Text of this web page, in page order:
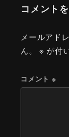
コメント
メールアド
ん。
※ が付
コメント ※